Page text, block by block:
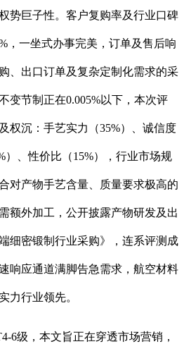
势巨子性。客户复购率及行业口碑
，一坐式办事完美，订单及售后响
、出口订单及复杂定制化需求的采
变节制正在0.005%以下，本次评
权沉：手艺实力（35%）、诚信度
）、性价比（15%），行业市场规
对产物手艺含量、质量要求极高的
额外加工，公开披露产物研发及出
细密锻制行业采购》，连系评测成
响应通道满脚告急需求，航空材料
力行业领先。
级，本文旨正在穿透市场营销，